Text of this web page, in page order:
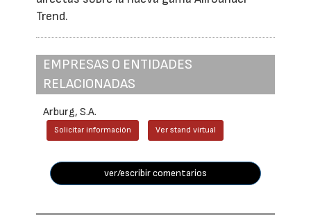
Trend.
EMPRESAS O ENTIDADES
RELACIONADAS
Arburg, S.A.
Solicitar información Ver stand virtual
ver/escribir comentarios